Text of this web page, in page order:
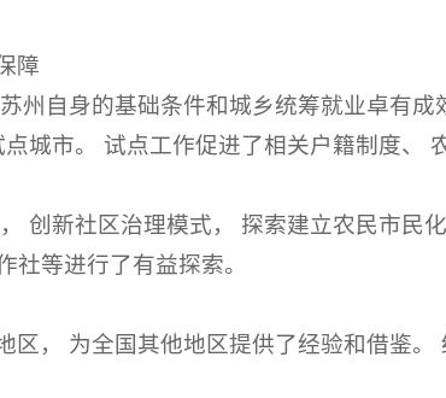
障
州自身的基础条件和城乡统筹就业卓有
城市。 试点工作促进了相关户籍制度、
创新社区治理模式， 探索建立农民市民
社等进行了有益探索。
， 为全国其他地区提供了经验和借鉴。